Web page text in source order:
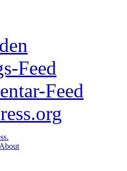
Feed
Feed
About